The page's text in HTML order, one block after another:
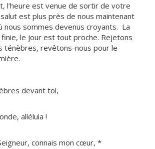
l’heure est venue de sortir de votre
est plus près de nous maintenant
nous sommes devenus croyants. La
le jour est tout proche. Rejetons
ténèbres, revêtons-nous pour le
devant toi,
alléluia !
connais mon cœur, *